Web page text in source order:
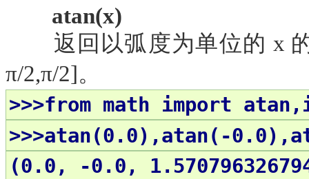
atan(x)
返回以弧度为单位的 x
π/2,π/2]。
>>>from math import
>>>atan(0.0),atan(-
(0.0, -0.0,